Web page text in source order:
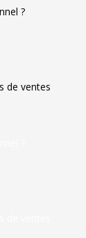
?
de ventes